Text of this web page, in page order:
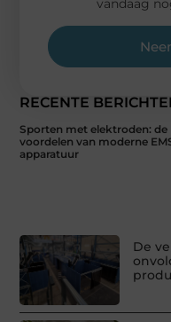
RECENTE
Sporten met elektroden: de
voordelen van moderne
apparatuur
De
vandaag